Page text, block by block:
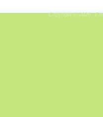
Copyright © 2026 .